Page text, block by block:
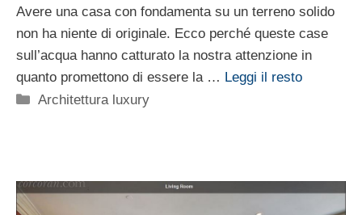
Avere una casa con fondamenta su un terreno solido
non ha niente di originale. Ecco perché queste case
sull’acqua hanno catturato la nostra attenzione in
quanto promettono di essere la … Leggi il resto
Categorie
Architettura luxury